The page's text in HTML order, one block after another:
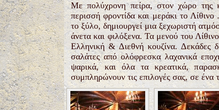
Μεπολύχρονηπείρα, στον χώρο της
περισσή φροντίδα και μεράκι το
το ξύλο, δημιουργεί μια ξεχωριστή
άνετα και φιλόξενα. Τα μενού του
Ελληνική & Διεθνή κουζίνα. Δεκάδες
σαλάτες από ολόφρεσκα λαχανικά
ψαρικά, και όλα τα κρεατικά,
συμπληρώνουν τις επιλογές σας, σε ένα